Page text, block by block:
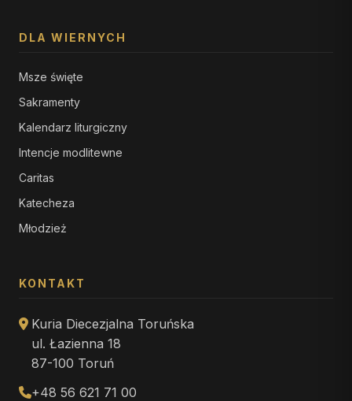
DLA WIERNYCH
Msze święte
Sakramenty
Kalendarz liturgiczny
Intencje modlitewne
Caritas
Katecheza
Młodzież
KONTAKT
Kuria Diecezjalna Toruńska
ul. Łazienna 18
87-100 Toruń
+48 56 621 71 00